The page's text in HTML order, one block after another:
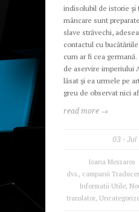
indisolubil de istorie şi
mâncare sunt
slave străvechi,
contactul cu
cum ar fi cea
de aservire imperiului
lăsat şi ea urmele pe
greu de observat nici
read more →
03 Jul
Ioana Meszaros
dvs., campanii
Informatii Utile,
translator,